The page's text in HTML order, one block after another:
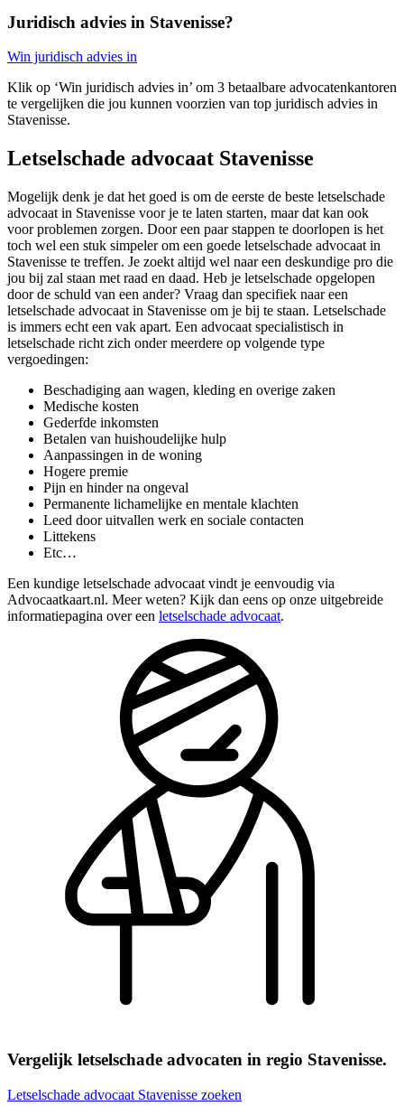
Juridisch advies in Stavenisse?
Win juridisch advies in
Klik op ‘Win juridisch advies in’ om 3 betaalbare advocatenkantoren
te vergelijken die jou kunnen voorzien van top juridisch advies in
Stavenisse.
Letselschade advocaat Stavenisse
Mogelijk denk je dat het goed is om de eerste de beste letselschade
advocaat in Stavenisse voor je te laten starten, maar dat kan ook
voor problemen zorgen. Door een paar stappen te doorlopen is het
toch wel een stuk simpeler om een goede letselschade advocaat in
Stavenisse te treffen. Je zoekt altijd wel naar een deskundige pro die
jou bij zal staan met raad en daad. Heb je letselschade opgelopen
door de schuld van een ander? Vraag dan specifiek naar een
letselschade advocaat in Stavenisse om je bij te staan. Letselschade
is immers echt een vak apart. Een advocaat specialistisch in
letselschade richt zich onder meerdere op volgende type
vergoedingen:
Beschadiging aan wagen, kleding en overige zaken
Medische kosten
Gederfde inkomsten
Betalen van huishoudelijke hulp
Aanpassingen in de woning
Hogere premie
Pijn en hinder na ongeval
Permanente lichamelijke en mentale klachten
Leed door uitvallen werk en sociale contacten
Littekens
Etc…
Een kundige letselschade advocaat vindt je eenvoudig via
Advocaatkaart.nl. Meer weten? Kijk dan eens op onze uitgebreide
informatiepagina over een letselschade advocaat.
Vergelijk letselschade advocaten in regio Stavenisse.
Letselschade advocaat Stavenisse zoeken